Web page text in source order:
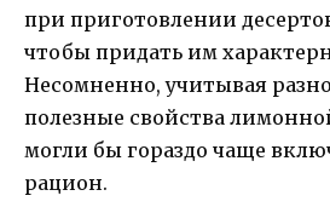
при приготовлении
чтобы придать им
Несомненно, учитывая
полезные свойства
могли бы гораздо чаще
рацион.